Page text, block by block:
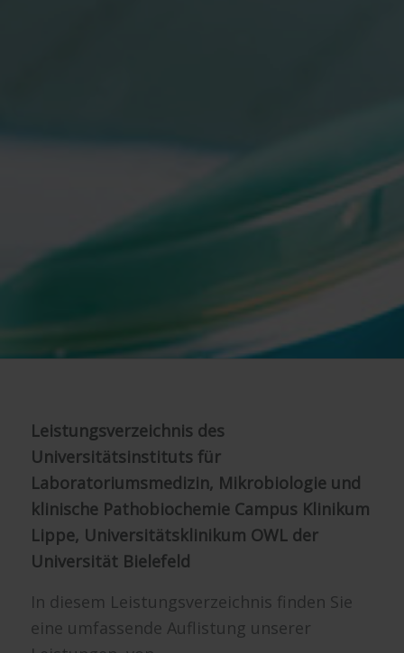
Leistungsverzeichnis des
Universitätsinstituts für
Laboratoriumsmedizin, Mikrobiologie und
klinische Pathobiochemie Campus Klinikum
Lippe, Universitätsklinikum OWL der
Universität Bielefeld
In diesem Leistungsverzeichnis finden Sie
eine umfassende Auflistung unserer